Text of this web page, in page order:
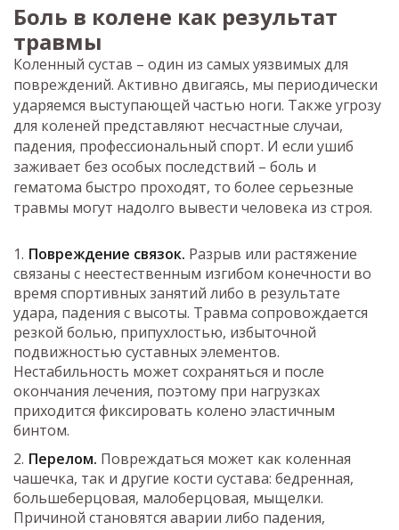
Боль в колене как результат
травмы
Коленный сустав – один из самых уязвимых для
повреждений. Активно двигаясь, мы периодически
ударяемся выступающей частью ноги. Также угрозу
для коленей представляют несчастные случаи,
падения, профессиональный спорт. И если ушиб
заживает без особых последствий – боль и
гематома быстро проходят, то более серьезные
травмы могут надолго вывести человека из строя.
Повреждение связок. Разрыв или растяжение
связаны с неестественным изгибом конечности во
время спортивных занятий либо в результате
удара, падения с высоты. Травма сопровождается
резкой болью, припухлостью, избыточной
подвижностью суставных элементов.
Нестабильность может сохраняться и после
окончания лечения, поэтому при нагрузках
приходится фиксировать колено эластичным
бинтом.
Перелом. Повреждаться может как коленная
чашечка, так и другие кости сустава: бедренная,
большеберцовая, малоберцовая, мыщелки.
Причиной становятся аварии либо падения,